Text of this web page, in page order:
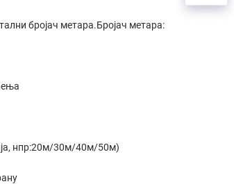
бројач метара.Бројач метара:
нпр:20м/30м/40м/50м)